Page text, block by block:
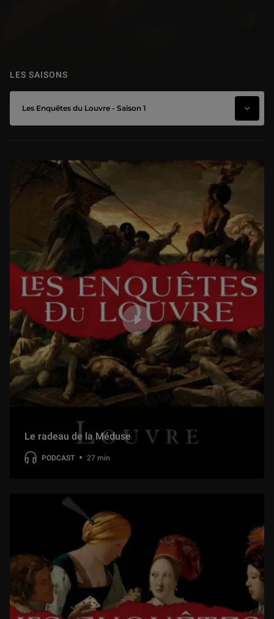
LES SAISONS
Les Enquêtes du Louvre - Saison 1
Les épisodes
Le radeau de la Méduse
PODCAST 27 min